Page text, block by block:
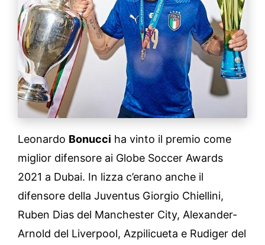
Leonardo Bonucci ha vinto il premio come
miglior difensore ai Globe Soccer Awards
2021 a Dubai. In lizza c’erano anche il
difensore della Juventus Giorgio Chiellini,
Ruben Dias del Manchester City, Alexander-
Arnold del Liverpool, Azpilicueta e Rudiger del